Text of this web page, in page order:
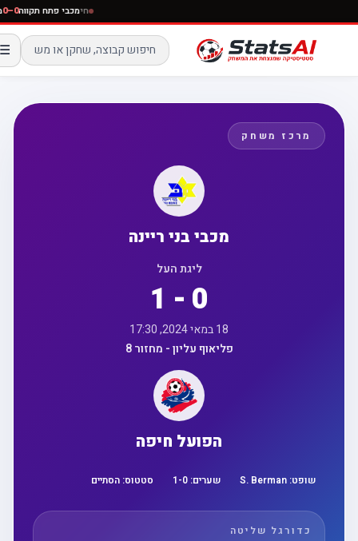
חימכבי פתח תקווה
☰
מרכז משחק
מכבי בני ריינה
ליגת העל
1 - 0
18 במאי 2024, 17:30
פליאוף עליון - מחזור 8
הפועל חיפה
שופט:S. Berman שערים: 1 -0 סטטוס:הסתיים
כדורגל שליטה